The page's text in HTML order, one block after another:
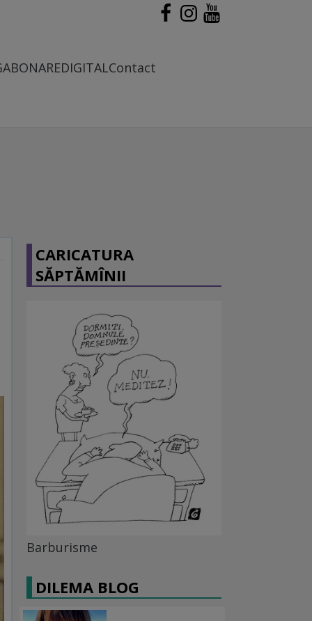
ABONAREDIGITALContact
CARICATURA
SĂPTĂMÎNII
Barburisme
DILEMA BLOG